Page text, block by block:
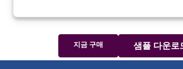
지금 구매 샘플 다운로